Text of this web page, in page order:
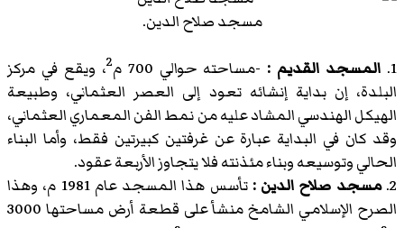
مسجد صلاح الدين.
1. المسجد القديم : -مساحته حوالي 700 م 2، ويقع في مركز
البلدة، إن بداية إنشائه تعود إلى العصر العثماني، وطبيعة
الهيكل الهندسي المشاد عليه من نمط الفن المعماري العثماني،
وقد كان في البداية عبارة عن غرفتين كبيرتين فقط، وأما البناء
الحالي وتوسيعه وبناء مئذنته فلا يتجاوز الأربعة عقود.
2. مسجد صلاح الدين :
تأسس هذا المسجد عام 1981 م، وهذا
الصرح الإسلامي الشامخ منشأ على قطعة أرض مساحتها 3000